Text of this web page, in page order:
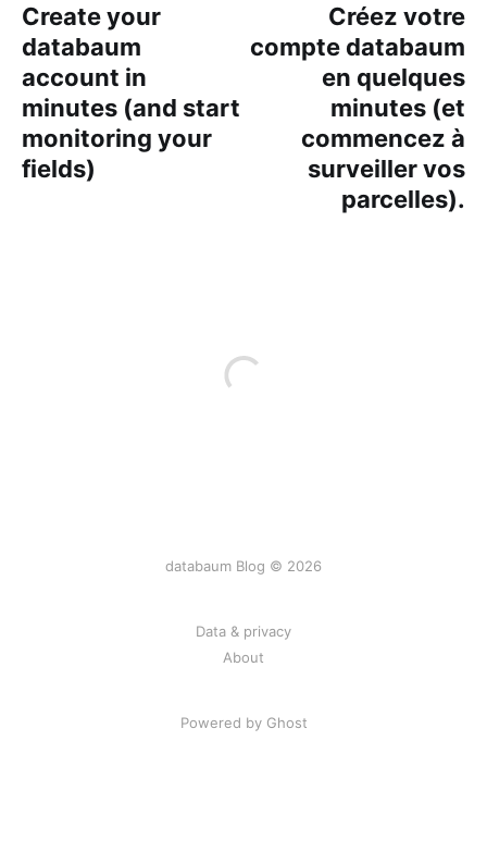
Create your
databaum
account in
minutes (and start
monitoring your
fields)
Créez votre
compte databaum
en quelques
minutes (et
commencez à
surveiller vos
parcelles).
databaum Blog © 2026
Data & privacy
About
Powered by Ghost